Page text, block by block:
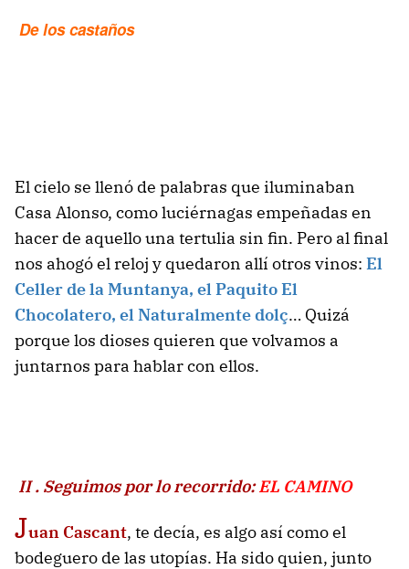
De los castaños
El cielo se llenó de palabras que iluminaban
Casa Alonso, como luciérnagas empeñadas en
hacer de aquello una tertulia sin fin. Pero al final
nos ahogó el reloj y quedaron allí otros vinos: El
Celler de la Muntanya, el Paquito El
Chocolatero, el Naturalmente dolç… Quizá
porque los dioses quieren que volvamos a
juntarnos para hablar con ellos.
II . Seguimos por lo recorrido:EL CAMINO
Juan Cascant, te decía, es algo así como el
bodeguero de las utopías. Ha sido quien, junto